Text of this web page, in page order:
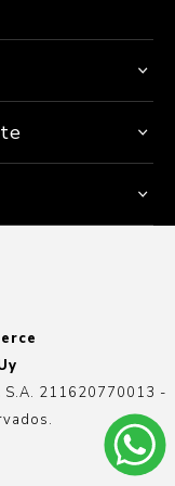
S.A. 211620770013 -